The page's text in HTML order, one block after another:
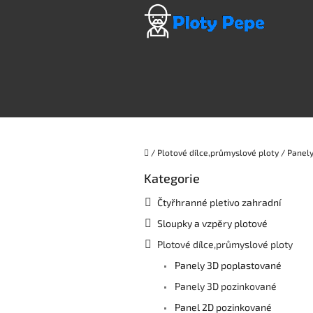
Domů
/ Plotové dílce,průmyslové ploty /
Přeskočit
Kategorie
Čtyřhranné pletivo zahradní
Sloupky a vzpěry plotové
Plotové dílce,průmyslové ploty
Panely 3D poplastované
Panely 3D pozinkované
Panel 2D pozinkované